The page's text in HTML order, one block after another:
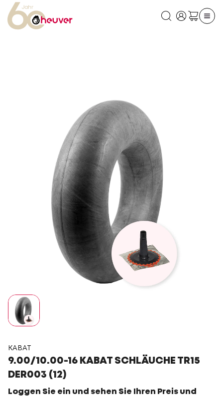
KABAT
9.00/10.00-16 KABAT SCHLÄUCHE TR15
DER003 (12)
Loggen Sie ein und sehen Sie Ihren Preis und